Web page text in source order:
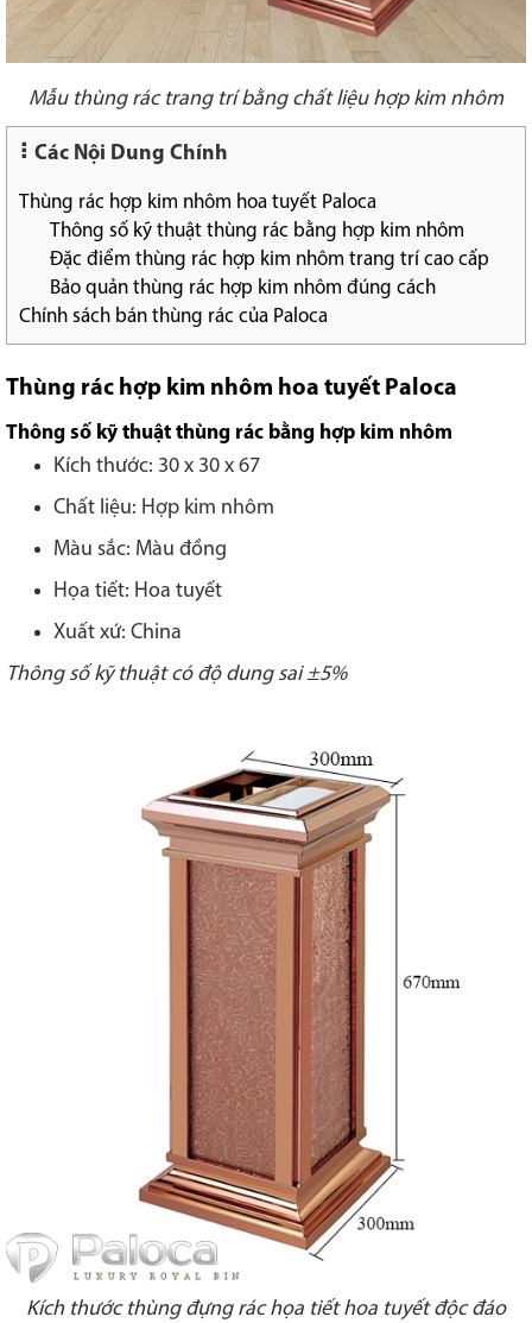
Mẫu thùng rác trang trí bằng chất liệu hợp kim nhôm
Các Nội Dung Chính
Thùng rác hợp kim nhôm hoa tuyết Paloca
Thông số kỹ thuật thùng rác bằng hợp kim nhôm
Đặc điểm thùng rác hợp kim nhôm trang trí cao cấp
Bảo quản thùng rác hợp kim nhôm đúng cách
Chính sách bán thùng rác của Paloca
Thùng rác hợp kim nhôm hoa tuyết Paloca
Thông số kỹ thuật thùng rác bằng hợp kim nhôm
Kích thước: 30 x 30 x 67
Chất liệu: Hợp kim nhôm
Màu sắc: Màu đồng
Họa tiết: Hoa tuyết
Xuất xứ: China
Thông số kỹ thuật có độ dung sai ±5%
Kích thước thùng đựng rác họa tiết hoa tuyết độc đáo